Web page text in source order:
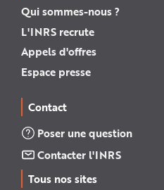
Qui sommes-nous ?
L'INRS recrute
Appels d'offres
Espace presse
Contact
Poser une question
Contacter l'INRS
Tous nos sites